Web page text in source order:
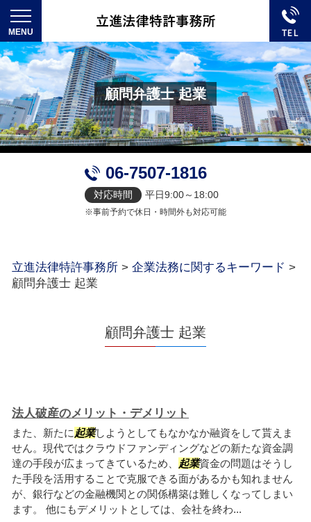
顧問弁護士 起業
06-7507-1816
対応時間 平日9:00～18:00
※事前予約で休日・時間外も対応可能
立進法律特許事務所 > 企業法務に関するキーワード >
顧問弁護士 起業
顧問弁護士 起業
法人破産のメリット・デメリット
また、新たに 起業しようとしてもなかなか融資をして貰えま
せん。現代ではクラウドファンディングなどの新たな資金調
達の手段が広まってきているため、
起業資金の問題はそうし
た手段を活用することで克服できる面があるかも知れません
が、銀行などの金融機関との関係構築は難しくなってしまい
ます。 他にもデメリットとしては、会社を終わ...